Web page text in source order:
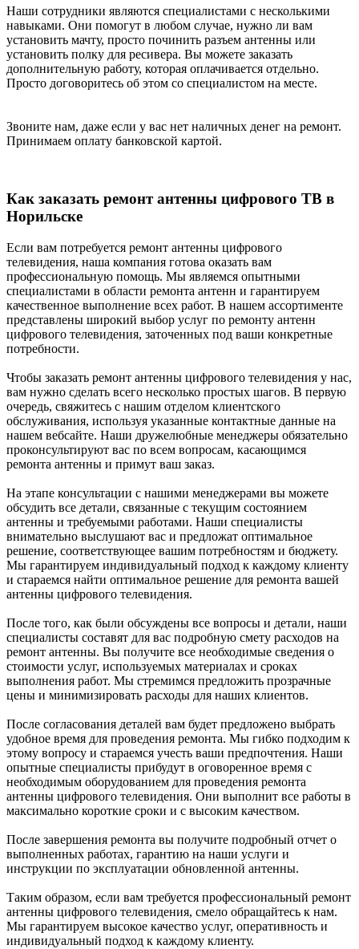
Наши сотрудники являются специалистами с несколькими
навыками. Они помогут в любом случае, нужно ли вам
установить мачту, просто починить разъем антенны или
установить полку для ресивера. Вы можете заказать
дополнительную работу, которая оплачивается отдельно.
Просто договоритесь об этом со специалистом на месте.
Звоните нам, даже если у вас нет наличных денег на ремонт.
Принимаем оплату банковской картой.
Как заказать ремонт антенны цифрового ТВ в
Норильске
Если вам потребуется ремонт антенны цифрового
телевидения, наша компания готова оказать вам
профессиональную помощь. Мы являемся опытными
специалистами в области ремонта антенн и гарантируем
качественное выполнение всех работ. В нашем ассортименте
представлены широкий выбор услуг по ремонту антенн
цифрового телевидения, заточенных под ваши конкретные
потребности.
Чтобы заказать ремонт антенны цифрового телевидения у нас,
вам нужно сделать всего несколько простых шагов. В первую
очередь, свяжитесь с нашим отделом клиентского
обслуживания, используя указанные контактные данные на
нашем вебсайте. Наши дружелюбные менеджеры обязательно
проконсультируют вас по всем вопросам, касающимся
ремонта антенны и примут ваш заказ.
На этапе консультации с нашими менеджерами вы можете
обсудить все детали, связанные с текущим состоянием
антенны и требуемыми работами. Наши специалисты
внимательно выслушают вас и предложат оптимальное
решение, соответствующее вашим потребностям и бюджету.
Мы гарантируем индивидуальный подход к каждому клиенту
и стараемся найти оптимальное решение для ремонта вашей
антенны цифрового телевидения.
После того, как были обсуждены все вопросы и детали, наши
специалисты составят для вас подробную смету расходов на
ремонт антенны. Вы получите все необходимые сведения о
стоимости услуг, используемых материалах и сроках
выполнения работ. Мы стремимся предложить прозрачные
цены и минимизировать расходы для наших клиентов.
После согласования деталей вам будет предложено выбрать
удобное время для проведения ремонта. Мы гибко подходим к
этому вопросу и стараемся учесть ваши предпочтения. Наши
опытные специалисты прибудут в оговоренное время с
необходимым оборудованием для проведения ремонта
антенны цифрового телевидения. Они выполнит все работы в
максимально короткие сроки и с высоким качеством.
После завершения ремонта вы получите подробный отчет о
выполненных работах, гарантию на наши услуги и
инструкции по эксплуатации обновленной антенны.
Таким образом, если вам требуется профессиональный ремонт
антенны цифрового телевидения, смело обращайтесь к нам.
Мы гарантируем высокое качество услуг, оперативность и
индивидуальный подход к каждому клиенту.